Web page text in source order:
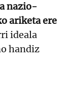
nazio-
ariketa ere
ideala
handiz